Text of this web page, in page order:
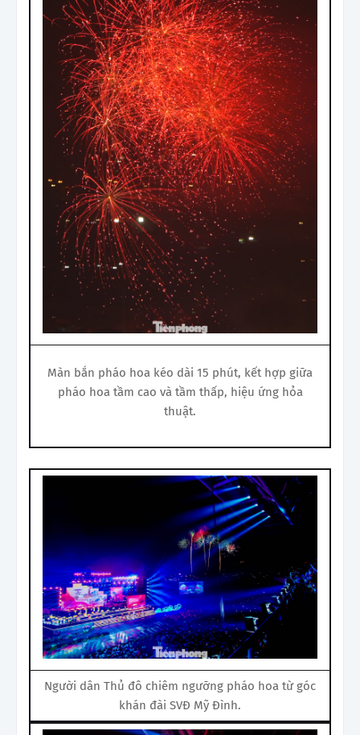
Màn bắn pháo hoa kéo dài 15 phút, kết hợp giữa
pháo hoa tầm cao và tầm thấp, hiệu ứng hỏa
thuật.
Người dân Thủ đô chiêm ngưỡng pháo hoa từ góc
khán đài SVĐ Mỹ Đình.